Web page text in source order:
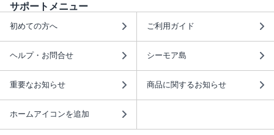
サポートメニュー
初めての方へ ご利用ガイド
ヘルプ・お問合せ シーモア島
重要なお知らせ 商品に関するお知らせ
ホームアイコンを追加